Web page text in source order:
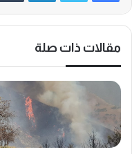
مقالات ذات صلة